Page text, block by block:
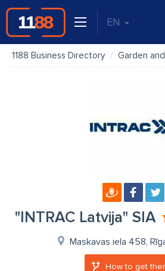
EN
1188 Business Directory Garden
"INTRAC Latvija" SIA
Maskavas iela 458,
How to get